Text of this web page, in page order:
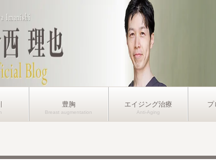
豊胸 エイジング治療 プ